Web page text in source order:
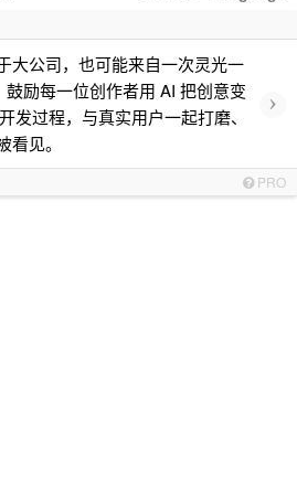
大公司，也可能来自一次灵光一
鼓励每一位创作者用 AI 把创意变
发过程，与真实用户一起打磨、
见。
›
PRO